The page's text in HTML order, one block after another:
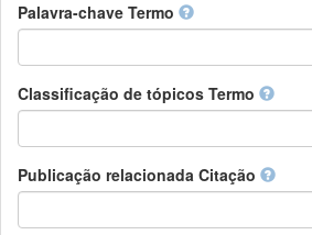
Ciências da Terra e do meio ambiente
Direito
Ciências matemáticas
Medicina, Saúde e Ciências da Vida
Ciências Sociais
Outros
Palavra-chave Termo
Classificação de tópicos Termo
Publicação relacionada Citação